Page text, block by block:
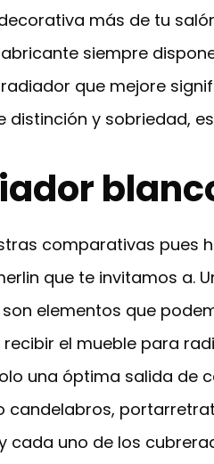
más de tu
siempre
que mejore
y sobriedad,
comparativas pues
que te invitamos a.
elementos que
el mueble para
una óptima salida de
cada uno de los